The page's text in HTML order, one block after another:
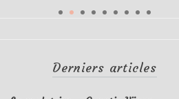
Derniers articles